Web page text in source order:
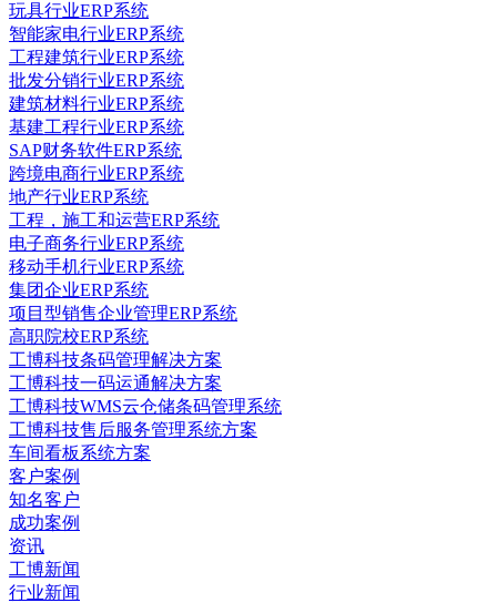
玩具行业ERP系统
智能家电行业ERP系统
工程建筑行业ERP系统
批发分销行业ERP系统
建筑材料行业ERP系统
基建工程行业ERP系统
SAP财务软件ERP系统
跨境电商行业ERP系统
地产行业ERP系统
工程，施工和运营ERP系统
电子商务行业ERP系统
移动手机行业ERP系统
集团企业ERP系统
项目型销售企业管理ERP系统
高职院校ERP系统
工博科技条码管理解决方案
工博科技一码运通解决方案
工博科技WMS云仓储条码管理系统
工博科技售后服务管理系统方案
车间看板系统方案
客户案例
知名客户
成功案例
资讯
工博新闻
行业新闻